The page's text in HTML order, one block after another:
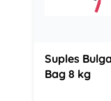
Suples
Bag 8 kg